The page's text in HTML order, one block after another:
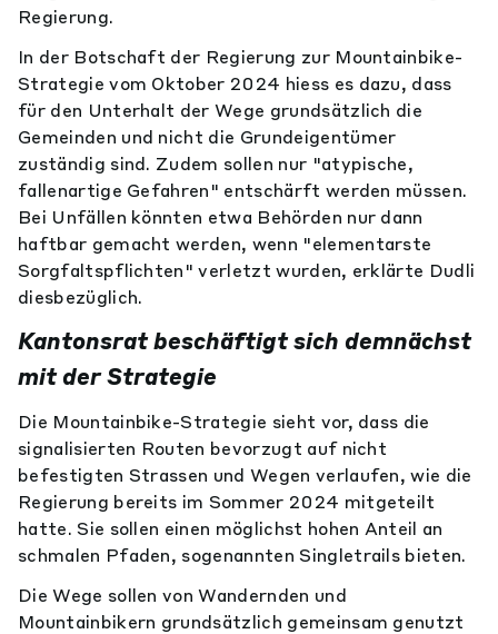
Regierung.
In der Botschaft der Regierung zur Mountainbike-
Strategie vom Oktober 2024 hiess es dazu, dass
für den Unterhalt der Wege grundsätzlich die
Gemeinden und nicht die Grundeigentümer
zuständig sind. Zudem sollen nur "atypische,
fallenartige Gefahren" entschärft werden müssen.
Bei Unfällen könnten etwa Behörden nur dann
haftbar gemacht werden, wenn "elementarste
Sorgfaltspflichten" verletzt wurden, erklärte Dudli
diesbezüglich.
Kantonsrat beschäftigt sich demnächst
mit der Strategie
Die Mountainbike-Strategie sieht vor, dass die
signalisierten Routen bevorzugt auf nicht
befestigten Strassen und Wegen verlaufen, wie die
Regierung bereits im Sommer 2024 mitgeteilt
hatte. Sie sollen einen möglichst hohen Anteil an
schmalen Pfaden, sogenannten Singletrails bieten.
Die Wege sollen von Wandernden und
Mountainbikern grundsätzlich gemeinsam genutzt